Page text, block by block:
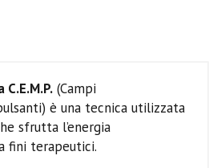
(Campi
è una tecnica utilizzata
sfrutta l’energia
fini terapeutici.